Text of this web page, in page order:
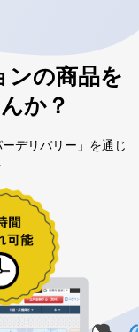
ンの商品を
か？
デリバリー」を通じ